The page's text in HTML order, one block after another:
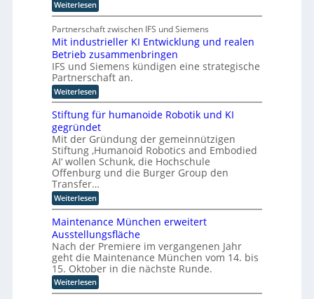
n
s
t
l
i
c
h
e
r
I
n
t
e
l
l
i
g
e
n
z
z
u
o
p
d
e
r
D
A
C
H
-
I
n
d
u
s
t
r
i
z
u
e
n
t
t
a
t
t
k
l
a
s
s
i
s
c
h
e
e
r
t
i
f
z
i
e
r
u
Weiterlesen:
P
a
t
t
f
o
r
m
I
n
d
u
s
t
r
i
e
4
.
0
r
c
h
t
e
t
F
Partnerschaft zwischen IFS und Siemens
Mit industrieller KI Entwicklung und realen
Betrieb zusammenbringen
IFS und Siemens kündigen eine strategische
Partnerschaft an.
Weiterlesen:
M
i
t
i
n
d
u
s
t
r
i
e
l
l
e
r
K
I
E
n
t
Stiftung für humanoide Robotik und KI
gegründet
Mit der Gründung der gemeinnützigen
Stiftung ‚Humanoid Robotics and Embodied
AI‘ wollen Schunk, die Hochschule
Offenburg und die Burger Group den
Transfer…
Weiterlesen:
S
i
f
t
u
n
g
f
ü
Maintenance München erweitert
Ausstellungsfläche
Nach der Premiere im vergangenen Jahr
geht die Maintenance München vom 14. bis
15. Oktober in die nächste Runde.
Weiterlesen:
M